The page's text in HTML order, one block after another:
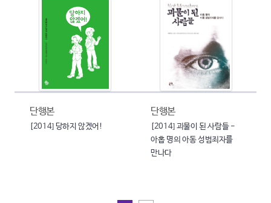
단행본
[2014] 당하지 않겠어!
단행본
[2014] 괴물이 된 사람들 -
아홉 명의 아동 성범죄자를
만나다